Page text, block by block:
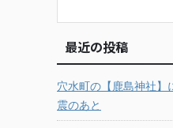
最近の投稿
穴水町の【鹿島神社】
震のあと